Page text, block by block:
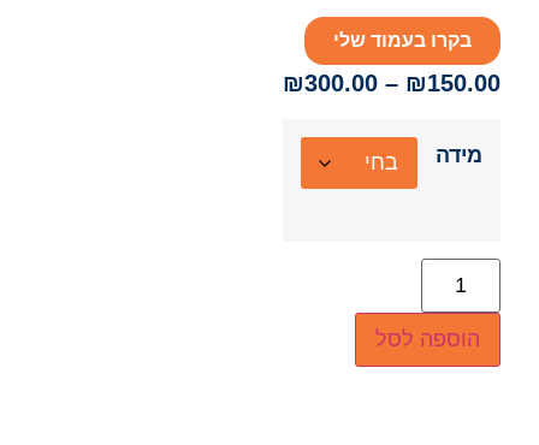
בקרו בעמוד שלי
₪150.00
–
₪300.00
מידה
הוספה לסל